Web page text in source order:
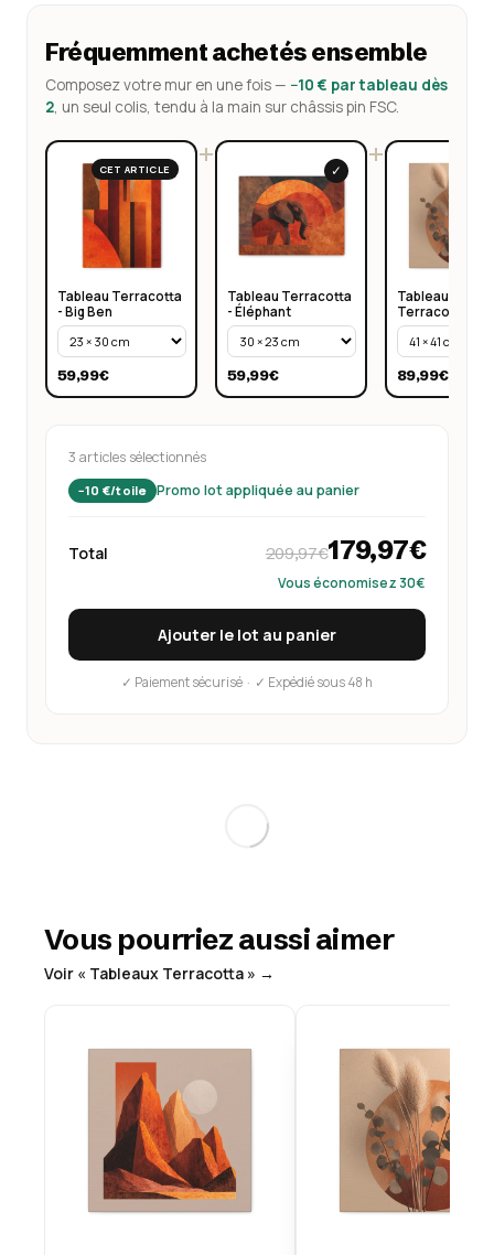
Fréquemment achetés ensemble
Composez votre mur en une fois — −10 € par tableau dès
2 , un seul colis, tendu à la main sur châssis pin FSC.
CET ARTICLE
Tableau Terracotta
- Big Ben
59,99€
+ ✓
Tableau Terracotta
- Éléphant
59,99€
+
Tableau
Terracotta
89,99€
3 articles sélectionnés
−10 €/toile Promo lot appliquée au panier
Total 209,97€179,97€
Vous économisez 30€
Ajouter le lot au panier
✓ Paiement sécurisé · ✓ Expédié sous 48 h
Vous pourriez aussi aimer
Voir « Tableaux Terracotta » →